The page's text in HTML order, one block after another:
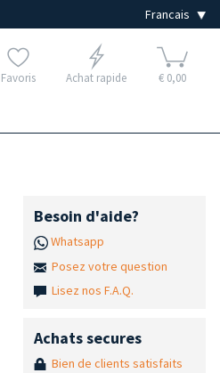
Favoris Achat rapide € 0,00
Besoin d'aide?
Whatsapp
Posez votre question
Lisez nos F.A.Q.
Achats secures
Bien de clients satisfaits